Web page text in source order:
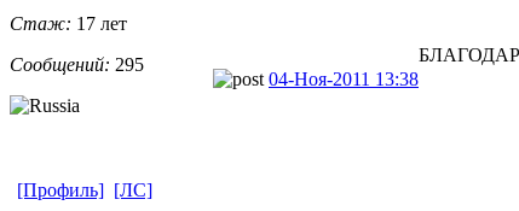
Стаж: 17 лет
Сообщений: 295
04-Ноя-2011 13:38
[Профиль] [ЛС]